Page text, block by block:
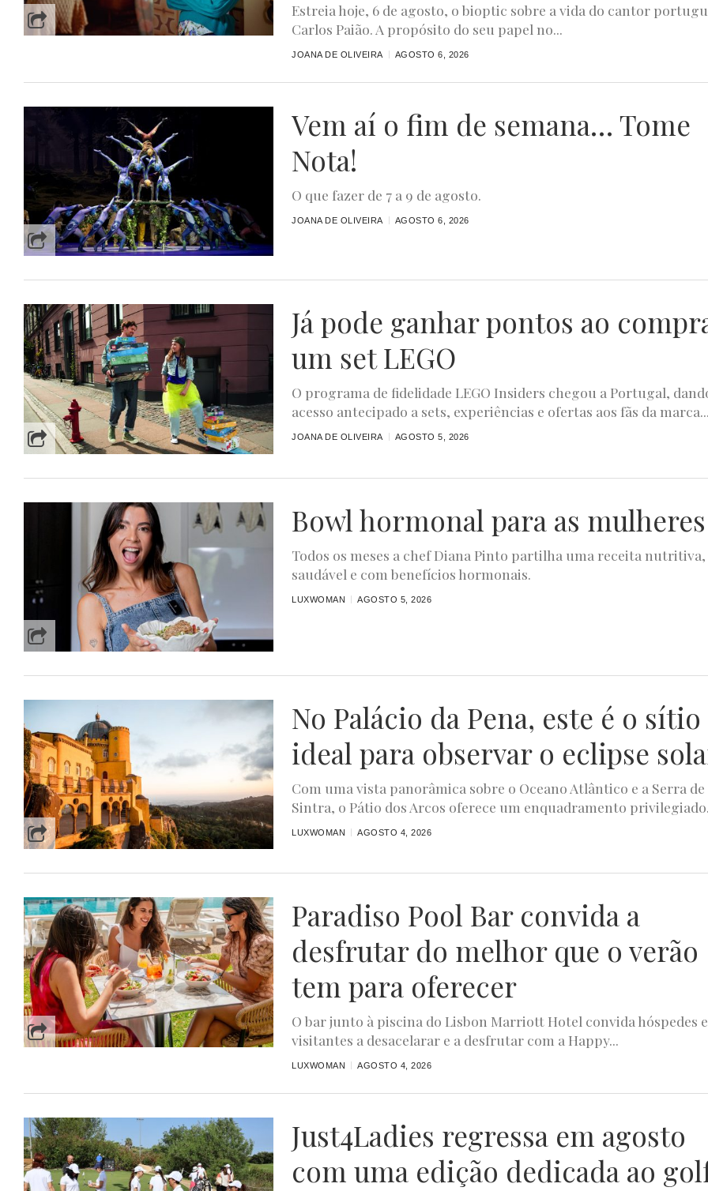
Estreia hoje, 6 de agosto, o bioptic sobre a vida do cantor
Carlos Paião. A propósito do seu papel no...
JOANA DE OLIVEIRA AGOSTO 6, 2026
Vem aí o fim de semana… Tome
Nota!
O que fazer de 7 a 9 de agosto.
JOANA DE OLIVEIRA AGOSTO 6, 2026
Já pode ganhar pontos ao
um set LEGO
O programa de fidelidade LEGO Insiders chegou a Portugal,
acesso antecipado a sets, experiências e ofertas aos fãs da
JOANA DE OLIVEIRA AGOSTO 5, 2026
Bowl hormonal para as mulheres
Todos os meses a chef Diana Pinto partilha uma receita nutritiva,
saudável e com benefícios hormonais.
LUXWOMAN AGOSTO 5, 2026
No Palácio da Pena, este é o sítio
ideal para observar o eclipse
Com uma vista panorâmica sobre o Oceano Atlântico e a Serra de
Sintra, o Pátio dos Arcos oferece um enquadramento
LUXWOMAN AGOSTO 4, 2026
Paradiso Pool Bar convida a
desfrutar do melhor que o verão
tem para oferecer
O bar junto à piscina do Lisbon Marriott Hotel convida hóspedes e
visitantes a desacelarar e a desfrutar com a Happy...
LUXWOMAN AGOSTO 4, 2026
Just4Ladies regressa em agosto
com uma edição dedicada ao